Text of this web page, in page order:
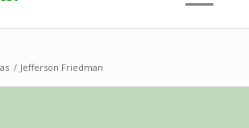
/ Jefferson Friedman